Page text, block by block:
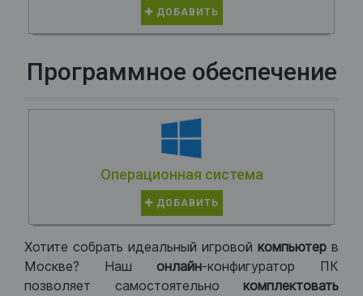
ДОБАВИТЬ
Программное обеспечение
Операционная система
ДОБАВИТЬ
Хотите собрать идеальный игровой компьютер в
Москве? Нашонлайн-конфигуратор ПК
позволяет самостоятельно комплектовать